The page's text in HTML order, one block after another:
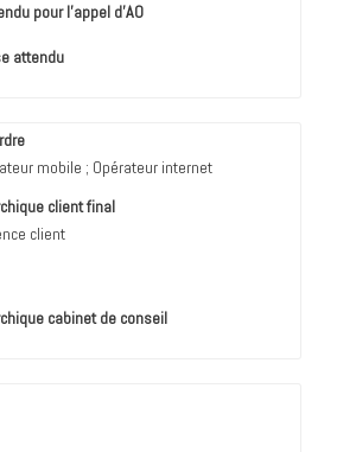
pour l’appel d’AO
attendu
mobile ; Opérateur internet
client final
client
cabinet de conseil